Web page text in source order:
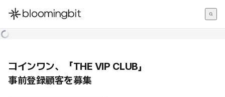
한국어
コインワン、「THE VIP CLUB」
事前登録顧客を募集